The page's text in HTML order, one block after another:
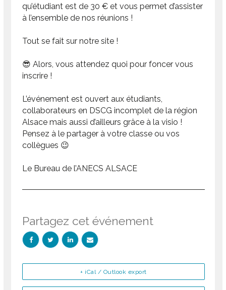
qu’étudiant est de 30 € et vous permet d’assister
à l’ensemble de nos réunions !
Tout se fait sur notre site !
😎 Alors, vous attendez quoi pour foncer vous
inscrire !
L’événement est ouvert aux étudiants,
collaborateurs en DSCG incomplet de la région
Alsace mais aussi d’ailleurs grâce à la visio !
Pensez à le partager à votre classe ou vos
collègues 😉
Le Bureau de l’ANECS ALSACE
Partagez cet événement
+ iCal / Outlook export